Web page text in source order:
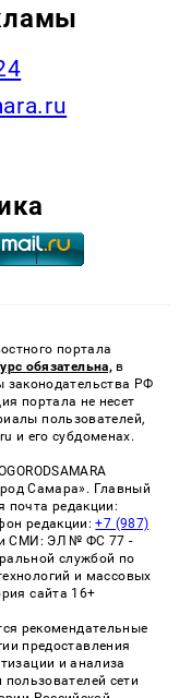
портала
обязательна, в
законодательства РФ
портала не несет
пользователей,
и его субдоменах.
Самара». Главный
почта редакции:
редакции:+7 (987)
СМИ: ЭЛ № ФС 77 -
службой по
и массовых
сайта 16+
рекомендательные
предоставления
и анализа
сети